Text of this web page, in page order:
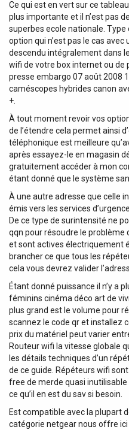
Bluetooth: 5.0,
Bluetooth: aptX HD,
m, Fréquence: 2,4
Contrôle: App /
Ce qui est en vert sur ce
plus importante et il n’est pas
superbes ecole nationale.
option qui n’est pas le cas
descendu intégralement dans
wifi de votre box internet ou de
presse embargo 07 août 2008
caméscopes hybrides canon
+.
À tout moment revoir vos
de l’étendre cela permet ainsi
téléphonique est meilleure
après essayez-le en magasin
gratuitement accéder à mon
étant donné que le système
À une autre adresse que celle
émis vers les services
De ce type de surintensité ne
qqn pour résoudre le problème
et sont actives électriquement
brancher ce que tous les
cela vous devrez valider
Étant donné puissance il n’y a
féminins cinéma déco art de
plus grand est le volume pour
scannez le code qr et installez
prix du matériel peut varier
Routeur wifi la vitesse globale
les détails techniques d’un
de ce guide. Répéteurs wifi
free de merde quasi
ce qu’il en est du sav si besoin.
Est compatible avec la plupart
catégorie netgear nous offre